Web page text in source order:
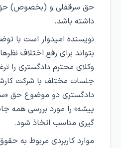
حق سرقفلی و (بخصوص)
داشته باشد.
نویسنده امیدوار است با
بتواند برای رفع اختلاف
وکلای محترم دادگستری را
جلسات مختلف با شرکت
دادگستری دو موضوع حق
پیشه» را مورد بررسی همه
گیری مناسب اتخاذ شود.
موارد کاربردی مربوط به